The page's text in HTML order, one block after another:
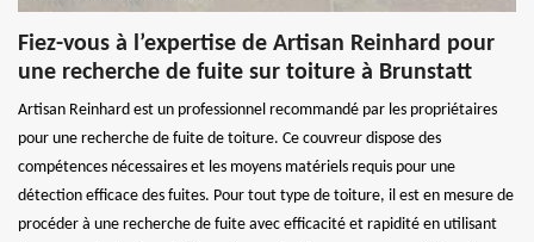
Fiez-vous à l’expertise de Artisan Reinhard pour
une recherche de fuite sur toiture à Brunstatt
Artisan Reinhard est un professionnel recommandé par les propriétaires
pour une recherche de fuite de toiture. Ce couvreur dispose des
compétences nécessaires et les moyens matériels requis pour une
détection efficace des fuites. Pour tout type de toiture, il est en mesure de
procéder à une recherche de fuite avec efficacité et rapidité en utilisant